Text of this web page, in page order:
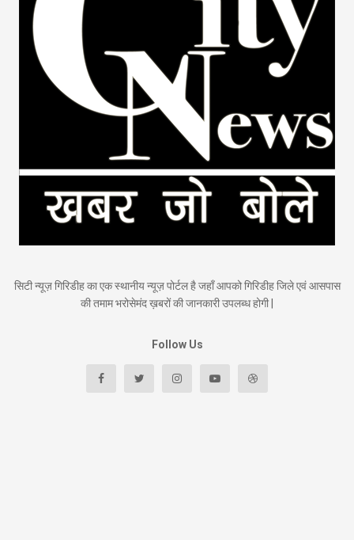
सिटी न्यूज़ गिरिडीह का एक स्थानीय न्यूज़ पोर्टल है जहाँ आपको गिरिडीह जिले एवं आसपास
की तमाम भरोसेमंद ख़बरों की जानकारी उपलब्ध होगी |
Follow Us